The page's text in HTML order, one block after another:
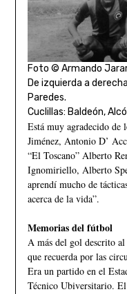
Foto © Armando
De izquierda a
Paredes.
Cuclillas: Baldeón,
Está muy agradecido de
Jiménez, Antonio D’
“El Toscano” Alberto
Ignomiriello, Alberto
aprendí mucho de
acerca de la vida”.
Memorias del fútbol
A más del gol descrito
que recuerda por las
Era un partido en el
Técnico Ubiversitario.